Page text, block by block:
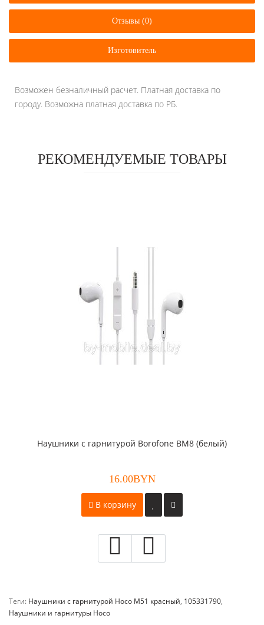
Отзывы (0)
Изготовитель
Возможен безналичный расчет. Платная доставка по
городу. Возможна платная доставка по РБ.
РЕКОМЕНДУЕМЫЕ ТОВАРЫ
Наушники с гарнитурой Borofone BM8 (белый)
16.00BYN
В корзину
Теги: Наушники с гарнитурой Hoco M51 красный, 105331790,
Наушники и гарнитуры Hoco